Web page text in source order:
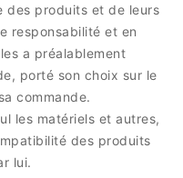
des produits et de leurs
responsabilité et en
a préalablement
porté son choix sur le
commande.
les matériels et autres,
des produits
lui.